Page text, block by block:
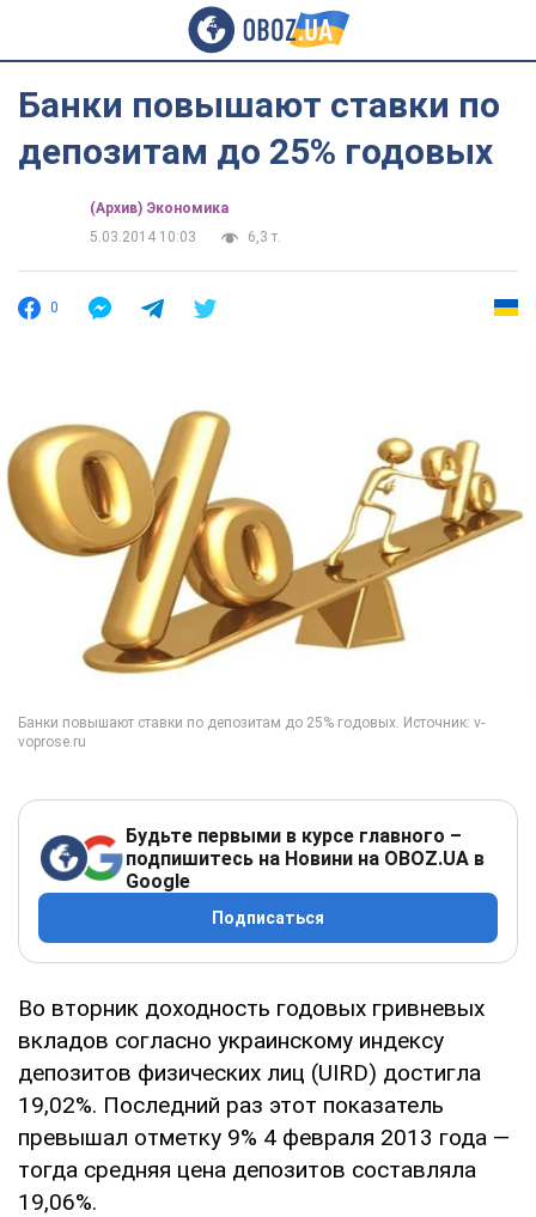
Банки повышают ставки по
депозитам до 25% годовых
(Архив) Экономика
5.03.2014 10:03
6,3 т.
0
Будьте первыми в курсе главного –
подпишитесь на Новини на OBOZ.UA в
Google
Подписаться
Во вторник доходность годовых гривневых
вкладов согласно украинскому индексу
депозитов физических лиц (UIRD) достигла
19,02%. Последний раз этот показатель
превышал отметку 9% 4 февраля 2013 года —
тогда средняя цена депозитов составляла
19,06%.